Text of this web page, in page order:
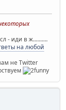
- иди в ж..........
на любой
не Twitter